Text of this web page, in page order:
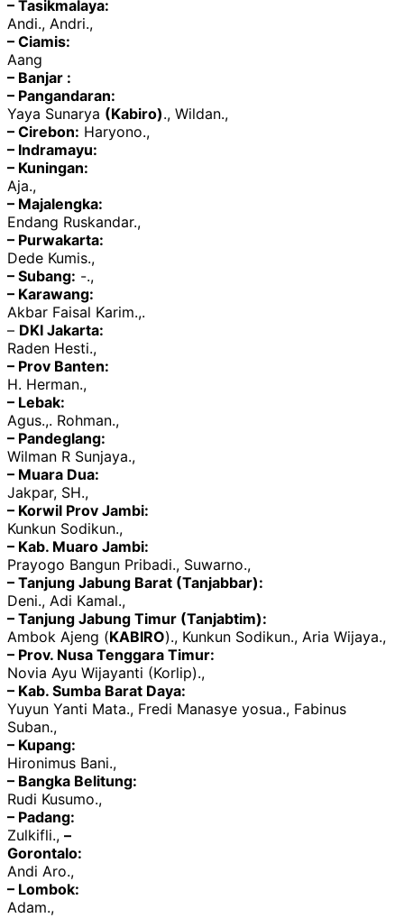
– Tasikmalaya:
Andi., Andri.,
– Ciamis:
Aang
– Banjar :
– Pangandaran:
Yaya Sunarya (Kabiro)., Wildan.,
– Cirebon: Haryono.,
– Indramayu:
– Kuningan:
Aja.,
– Majalengka:
Endang Ruskandar.,
– Purwakarta:
Dede Kumis.,
– Subang: -.,
– Karawang:
Akbar Faisal Karim.,.
– DKI Jakarta:
Raden Hesti.,
– Prov Banten:
H. Herman.,
– Lebak:
Agus.,. Rohman.,
– Pandeglang:
Wilman R Sunjaya.,
– Muara Dua:
Jakpar, SH.,
– Korwil Prov Jambi:
Kunkun Sodikun.,
– Kab. Muaro Jambi:
Prayogo Bangun Pribadi., Suwarno.,
– Tanjung Jabung Barat (Tanjabbar):
Deni., Adi Kamal.,
– Tanjung Jabung Timur (Tanjabtim):
Ambok Ajeng (KABIRO)., Kunkun Sodikun., Aria Wijaya.,
– Prov. Nusa Tenggara Timur:
Novia Ayu Wijayanti (Korlip).,
– Kab. Sumba Barat Daya:
Yuyun Yanti Mata., Fredi Manasye yosua., Fabinus
Suban.,
– Kupang:
Hironimus Bani.,
– Bangka Belitung:
Rudi Kusumo.,
– Padang:
Zulkifli., –
Gorontalo:
Andi Aro.,
– Lombok:
Adam.,